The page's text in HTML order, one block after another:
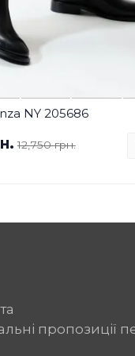
NY 205686
12,750 грн.
пропозиції